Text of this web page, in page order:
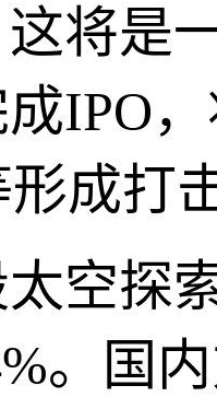
将是
IPO
成打
空探
。国